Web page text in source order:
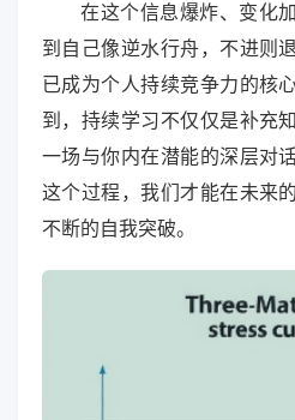
在这个信息爆炸、变化
到自己像逆水行舟，不进则
已成为个人持续竞争力的核
到，持续学习不仅仅是补充
一场与你内在潜能的深层对
这个过程，我们才能在未来
不断的自我突破。